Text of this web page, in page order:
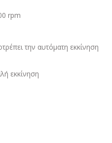
rpm
την αυτόματη εκκίνηση
εκκίνηση